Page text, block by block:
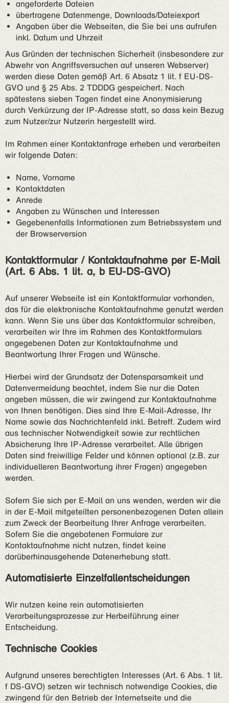
angeforderte Dateien
übertragene Datenmenge, Downloads/Dateiexport
Angaben über die Webseiten, die Sie bei uns aufrufen
inkl. Datum und Uhrzeit
Aus Gründen der technischen Sicherheit (insbesondere zur
Abwehr von Angriffsversuchen auf unseren Webserver)
werden diese Daten gemäß Art. 6 Absatz 1 lit. f EU-DS-
GVO und § 25 Abs. 2 TDDDG gespeichert. Nach
spätestens sieben Tagen findet eine Anonymisierung
durch Verkürzung der IP-Adresse statt, so dass kein Bezug
zum Nutzer/zur Nutzerin hergestellt wird.
Im Rahmen einer Kontaktanfrage erheben und verarbeiten
wir folgende Daten:
Name, Vorname
Kontaktdaten
Anrede
Angaben zu Wünschen und Interessen
Gegebenenfalls Informationen zum Betriebssystem und
der Browserversion
Kontaktformular / Kontaktaufnahme per E-Mail
(Art. 6 Abs. 1 lit. a, b EU-DS-GVO)
Auf unserer Webseite ist ein Kontaktformular vorhanden,
das für die elektronische Kontaktaufnahme genutzt werden
kann. Wenn Sie uns über das Kontaktformular schreiben,
verarbeiten wir Ihre im Rahmen des Kontaktformulars
angegebenen Daten zur Kontaktaufnahme und
Beantwortung Ihrer Fragen und Wünsche.
Hierbei wird der Grundsatz der Datensparsamkeit und
Datenvermeidung beachtet, indem Sie nur die Daten
angeben müssen, die wir zwingend zur Kontaktaufnahme
von Ihnen benötigen. Dies sind Ihre E-Mail-Adresse, Ihr
Name sowie das Nachrichtenfeld inkl. Betreff. Zudem wird
aus technischer Notwendigkeit sowie zur rechtlichen
Absicherung Ihre IP-Adresse verarbeitet. Alle übrigen
Daten sind freiwillige Felder und können optional (z.B. zur
individuelleren Beantwortung ihrer Fragen) angegeben
werden.
Sofern Sie sich per E-Mail an uns wenden, werden wir die
in der E-Mail mitgeteilten personenbezogenen Daten allein
zum Zweck der Bearbeitung Ihrer Anfrage verarbeiten.
Sofern Sie die angebotenen Formulare zur
Kontaktaufnahme nicht nutzen, findet keine
darüberhinausgehende Datenerhebung statt.
Automatisierte Einzelfallentscheidungen
Wir nutzen keine rein automatisierten
Verarbeitungsprozesse zur Herbeiführung einer
Entscheidung.
Technische Cookies
Aufgrund unseres berechtigten Interesses (Art. 6 Abs. 1 lit.
f DS-GVO) setzen wir technisch notwendige Cookies, die
zwingend für den Betrieb der Internetseite und die